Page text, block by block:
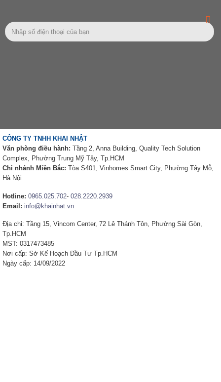
CÔNG TY TNHH KHAI NHẬT
Văn phòng điều hành: Tầng 2, Anna Building, Quality Tech Solution
Complex, Phường Trung Mỹ Tây, Tp.HCM
Chi nhánh Miền Bắc: Tòa S401, Vinhomes Smart City, Phường Tây Mỗ,
Hà Nội
Hotline: 0965.025.702- 028.2220.2939
Email: info@khainhat.vn
Địa chỉ: Tầng 15, Vincom Center, 72 Lê Thánh Tôn, Phường Sài Gòn,
Tp.HCM
MST: 0317473485
Nơi cấp: Sở Kế Hoạch Đầu Tư Tp.HCM
Ngày cấp: 14/09/2022